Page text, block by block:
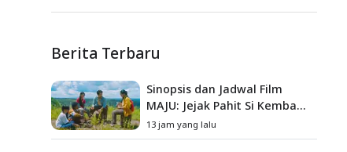
Berita Terbaru
Sinopsis dan Jadwal Film
MAJU: Jejak Pahit Si Kembang
Gula, Misteri Hilangnya
Bagas di Lokasi Jambore
13 jam yang lalu